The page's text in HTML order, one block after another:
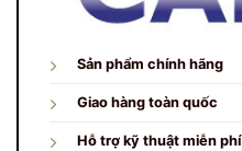
Sản phẩm chính hãng
Giao hàng toàn quốc
Hỗ trợ kỹ thuật miễn phí